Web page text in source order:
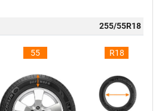
255/55R18
55 R18